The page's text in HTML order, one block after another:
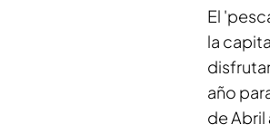
El
la
año
de Abril